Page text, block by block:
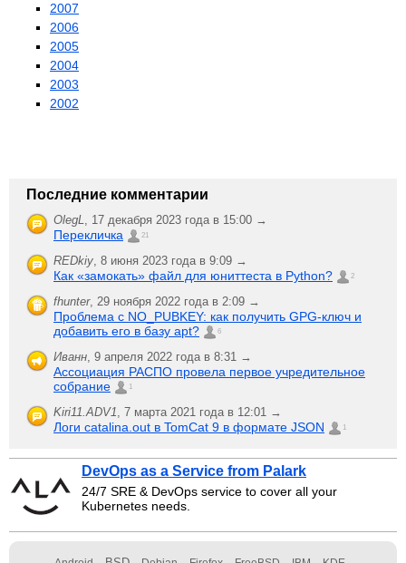
2007
2006
2005
2004
2003
2002
Последние комментарии
OlegL, 17 декабря 2023 года в 15:00 →
Перекличка 21
REDkiy, 8 июня 2023 года в 9:09 →
Как «замокать» файл для юниттеста в Python? 2
fhunter, 29 ноября 2022 года в 2:09 →
Проблема с NO_PUBKEY: как получить GPG-ключ и
добавить его в базу apt?
6
Иванн, 9 апреля 2022 года в 8:31 →
Ассоциация РАСПО провела первое учредительное
собрание
1
Kiri11.ADV1, 7 марта 2021 года в 12:01 →
Логи catalina.out в TomCat 9 в формате JSON 1
DevOps as a Service from Palark
24/7 SRE & DevOps service to cover all your
Kubernetes needs.